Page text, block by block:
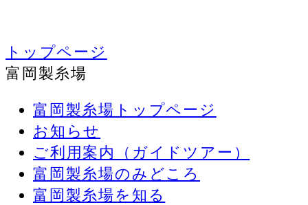
トップページ
富岡製糸場
富岡製糸場トップページ
お知らせ
ご利用案内（ガイドツアー）
富岡製糸場のみどころ
富岡製糸場を知る